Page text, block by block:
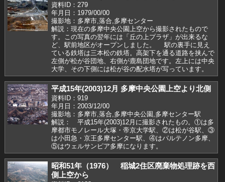
資料ID：279
年月日：1979/00/00
撮影地：多摩市,落合,多摩センター
解説：現在の多摩中央公園上空から撮影されたもので
す。この写真の翌年には「丘の上プラザ」が出来るな
ど、駅前地区がオープンしました。 駅の裏手に見え
ている鉄塔は三本松の鉄塔。高架下を通る道路を挟んで
左側が松が谷団地、右側が鹿島団地です。左上には中央
大学、その下側には松が谷の配水塔が写っています。
平成15年(2003)12月 多摩中央公園上空より北側
資料ID：919
年月日：2003/12/00
撮影地：多摩市,落合,多摩中央公園,多摩センター駅
解説： 平成15年(2003)12月に撮影されたもの。①は多
摩都市モノレール大塚・帝京大学駅、②は松が谷駅、③
は小田急・京王多摩センター駅、④はパルテノン多摩、
⑤はウェルサンピア多摩になります。
昭和51年（1976） 稲城2住区廃棄物処理跡を西
側上空から